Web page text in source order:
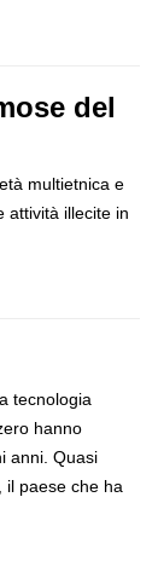
del
multietnica e
attività illecite in
tecnologia
hanno
anni. Quasi
il paese che ha